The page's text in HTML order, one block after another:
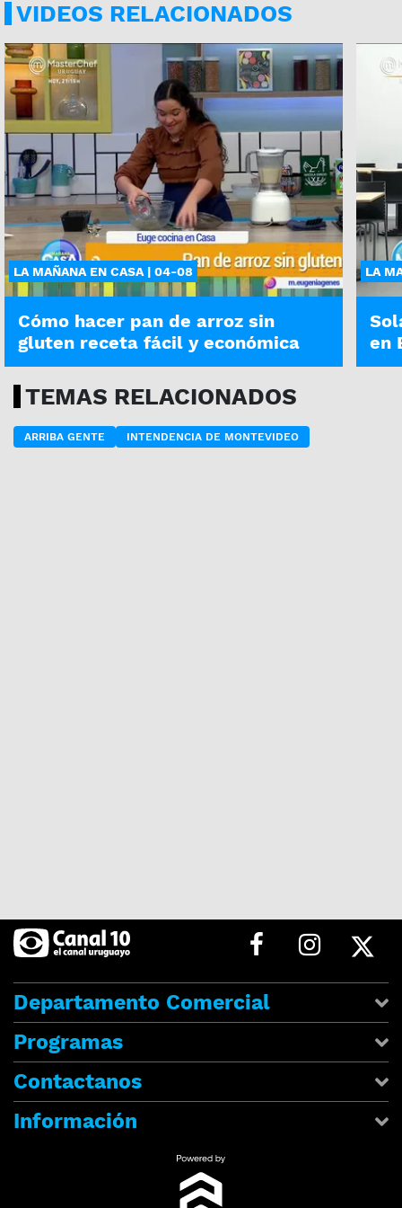
VIDEOS RELACIONADOS
LA MAÑANA EN CASA | 04-08
Cómo hacer pan de arroz sin
gluten receta fácil y económica
LA
en
TEMAS RELACIONADOS
ARRIBA GENTE INTENDENCIA DE MONTEVIDEO
Departamento Comercial
Programas
Contactanos
Información